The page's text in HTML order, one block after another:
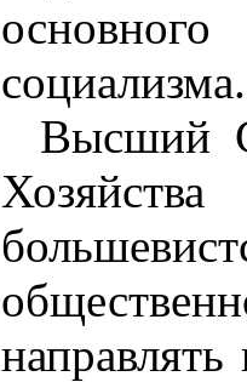
социализма.
Высший
направлять